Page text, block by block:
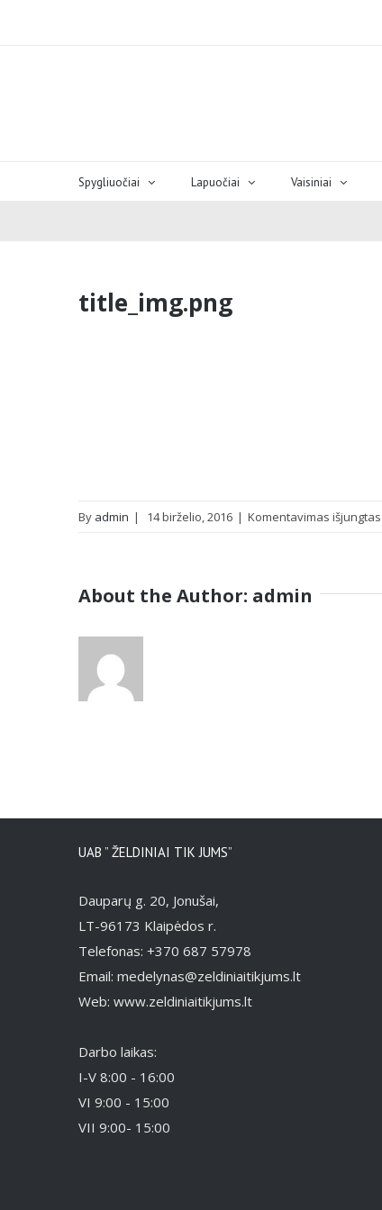
Spygliuočiai Lapuočiai Vaisiniai
title_img.png
By admin | 14 birželio, 2016 | Komentavimas išjungtas
About the Author: admin
UAB ” ŽELDINIAI TIK JUMS”
Dauparų g. 20, Jonušai,
LT-96173 Klaipėdos r.
Telefonas: +370 687 57978
Email: medelynas@zeldiniaitikjums.lt
Web: www.zeldiniaitikjums.lt
Darbo laikas:
I-V 8:00 - 16:00
VI 9:00 - 15:00
VII 9:00- 15:00